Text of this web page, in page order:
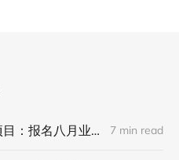
帮助彼此完成各自项目：报名八月业余公司（ 听说业余公司有新变化！） 7 min read